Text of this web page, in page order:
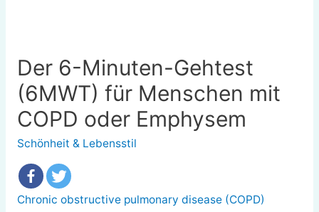
Der 6-Minuten-Gehtest
(6MWT) für Menschen mit
COPD oder Emphysem
Schönheit & Lebensstil
Chronic obstructive pulmonary disease (COPD)